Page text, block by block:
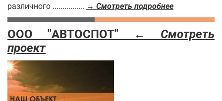
различного ................ → Смотреть подробнее
ООО "АВТОСПОТ" ← Смотреть
проект